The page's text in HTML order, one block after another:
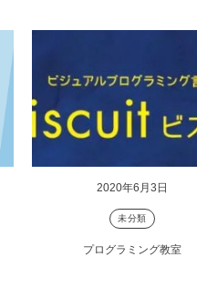
2020年6月3日
未分類
プログラミング教室